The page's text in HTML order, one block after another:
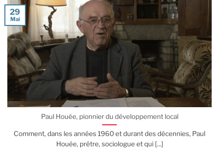
Paul Houée, pionnier du développement local
Comment, dans les années 1960 et durant des décennies, Paul
Houée, prêtre, sociologue et qui [...]
29
Mai